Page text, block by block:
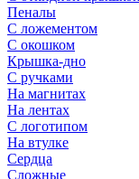
Пеналы
С ложементом
С окошком
Крышка-дно
С ручками
На магнитах
На лентах
С логотипом
На втулке
Сердца
Сложные